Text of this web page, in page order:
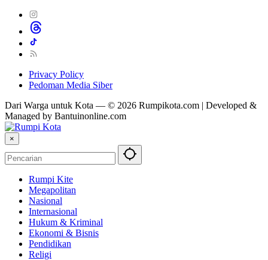
Privacy Policy
Pedoman Media Siber
Dari Warga untuk Kota — © 2026 Rumpikota.com | Developed &
Managed by Bantuinonline.com
×
Rumpi Kite
Megapolitan
Nasional
Internasional
Hukum & Kriminal
Ekonomi & Bisnis
Pendidikan
Religi